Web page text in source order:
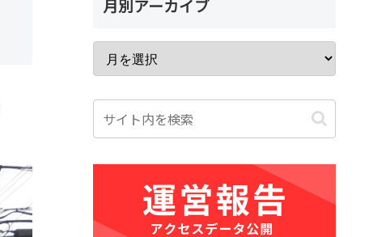
月別アーカイブ